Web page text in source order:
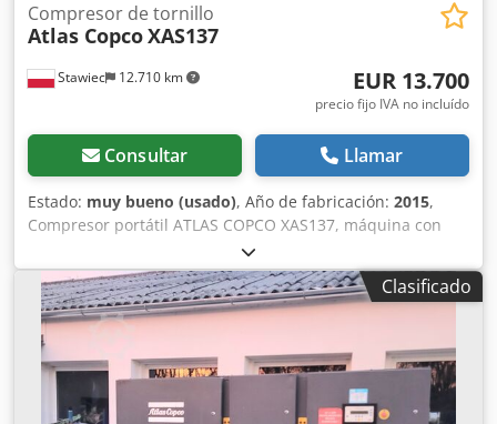
Stawiec 12.710 km
Compresor de tornillo
Atlas CopcoXAS137
EUR 13.700
precio fijo IVA no incluído
Consultar Llamar
Estado: muy bueno (usado), Año de fabricación: 2015,
Compresor portátil ATLAS COPCO XAS137, máquina con
refrigerador final, revisada y en perfecto estado. Datos
técnicos: Dcodpfx Aszky Nkji Rok caudal: 7,70 m³/min;
presión de trabajo: 7 bar; año de fabricación: 2015 motor:
KUBOTA horas de funcionamiento: 2000 h El compresor
está en perfecto estado de funcionamiento, listo para usar,
con garantía. Precio neto: 59.500 zł Precio bruto: 73.185 zł
Máquina importada en condiciones óptimas. A
continuación, se adjuntan enlaces a vídeos.
Clasificado